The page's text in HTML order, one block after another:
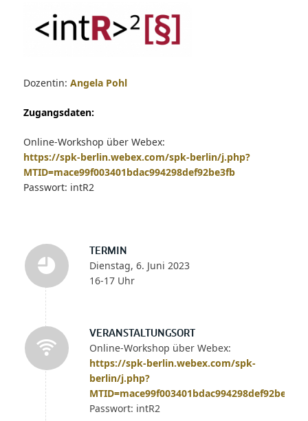
TERMIN
Dienstag, 6. Juni 2023
16-17 Uhr
VERANSTALTUNGSORT
Online-Workshop über Webex:
https://spk-berlin.webex.com/spk-
berlin/j.php?
MTID=mace99f003401bdac994298def92be3fb
Passwort: intR2
Dozentin: Angela Pohl
Zugangsdaten:
Online-Workshop über Webex:
https://spk-berlin.webex.com/spk-berlin/j.php?
MTID=mace99f003401bdac994298def92be3fb
Passwort: intR2